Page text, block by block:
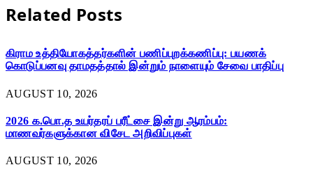
Related Posts
கிராம உத்தியோகத்தர்களின் பணிப்புறக்கணிப்பு: பயணக்
கொடுப்பனவு தாமதத்தால் இன்றும் நாளையும் சேவை பாதிப்பு
AUGUST 10, 2026
2026 க.பொ.த உயர்தரப் பரீட்சை இன்று ஆரம்பம்:
மாணவர்களுக்கான விசேட அறிவிப்புகள்
AUGUST 10, 2026